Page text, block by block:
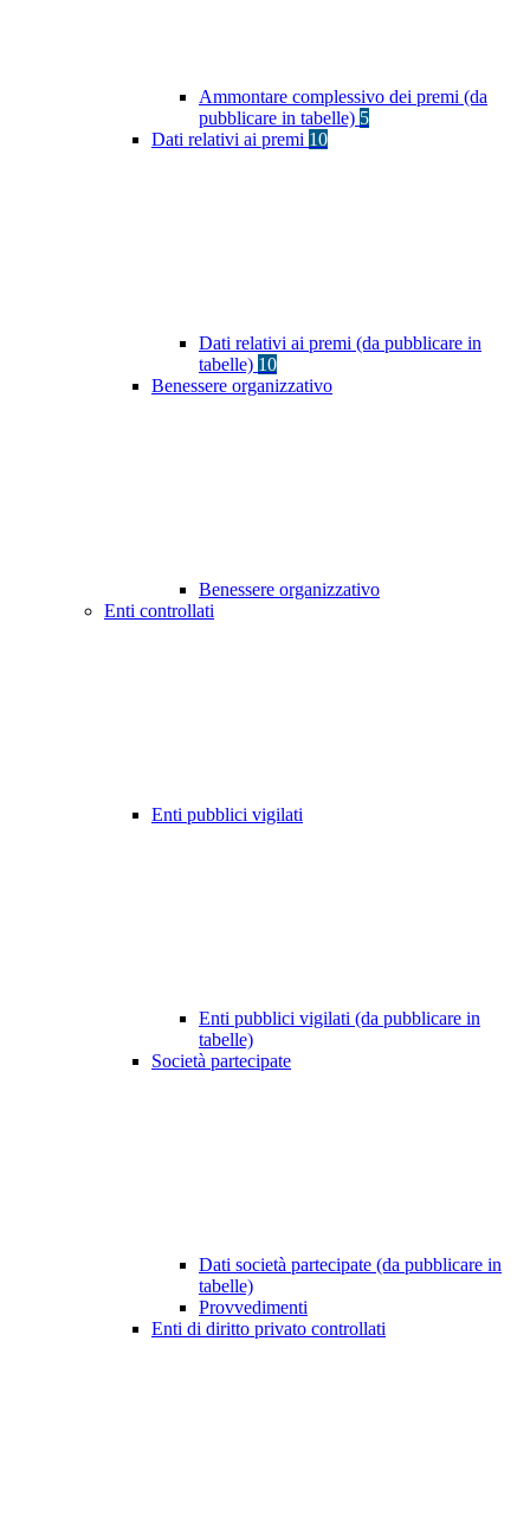
Ammontare complessivo dei premi (da
pubblicare in tabelle) 5
Dati relativi ai premi 10
Dati relativi ai premi (da pubblicare in
tabelle) 10
Benessere organizzativo
Benessere organizzativo
Enti controllati
Enti pubblici vigilati
Enti pubblici vigilati (da pubblicare in
tabelle)
Società partecipate
Dati società partecipate (da pubblicare in
tabelle)
Provvedimenti
Enti di diritto privato controllati